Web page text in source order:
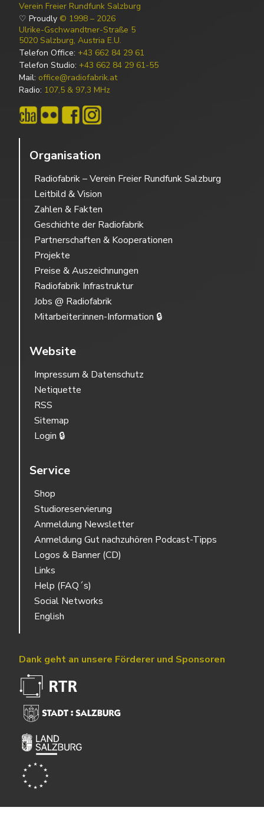
Verein Freier Rundfunk Salzburg
♡ Proudly © 1998 – 2026
Ulrike-Gschwandtner-Straße 5
5020 Salzburg, Austria E.U.
Telefon Office: +43 662 84 29 61
Telefon Studio: +43 662 84 29 61-55
Mail: office@radiofabrik.at
Radio: 107,5 & 97,3 MHz
Organisation
Radiofabrik – Verein Freier Rundfunk Salzburg
Leitbild & Vision
Zahlen & Fakten
Geschichte der Radiofabrik
Partnerschaften & Kooperationen
Projekte
Preise & Auszeichnungen
Radiofabrik Infrastruktur
Jobs @ Radiofabrik
Mitarbeiter:innen-Information 🔒
Website
Impressum & Datenschutz
Netiquette
RSS
Sitemap
Login 🔒
Service
Shop
Studioreservierung
Anmeldung Newsletter
Anmeldung Gut nachzuhören Podcast-Tipps
Logos & Banner (CD)
Links
Help (FAQ´s)
Social Networks
English
Dank geht an unsere Förderer und Sponsoren